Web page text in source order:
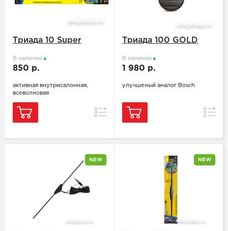
Триада 10 Super
В наличии
850 р.
активная внутрисалонная,
всеволновая
Сравнение
Триада 100 GOLD
В наличии
1 980 р.
улучшеный аналог Bosch
NEW NEW